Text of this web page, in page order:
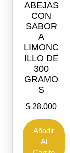
ABEJAS
CON
SABOR
A
LIMONC
ILLO DE
300
GRAMO
S
$ 28.000
Añadir
Al